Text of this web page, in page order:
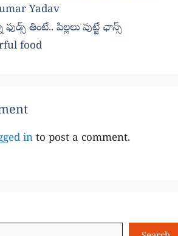
Yadav
తింటే.. పిల్లలు పుట్టే ఛాన్స్‌
food
in to post a comment.